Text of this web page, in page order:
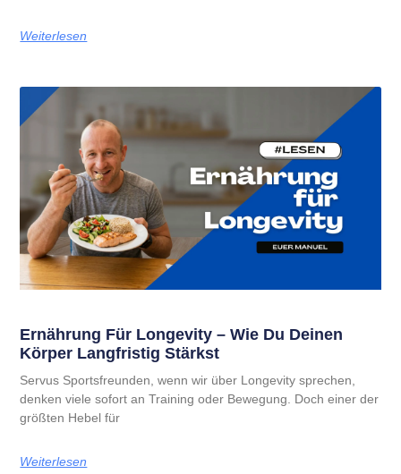
Weiterlesen
Ernährung Für Longevity – Wie Du Deinen
Körper Langfristig Stärkst
Servus Sportsfreunden, wenn wir über Longevity sprechen,
denken viele sofort an Training oder Bewegung. Doch einer der
größten Hebel für
Weiterlesen